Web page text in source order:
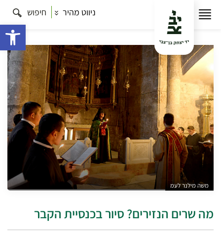
ניווט מהיר חיפוש כל הסיורים
מה שרים הנזירים?
משה מילנר לעמ
מה שרים הנזירים? סיור בכנסיית הקבר